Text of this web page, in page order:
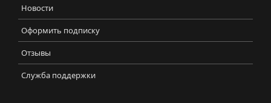
Новости
Оформить подписку
Отзывы
Служба поддержки